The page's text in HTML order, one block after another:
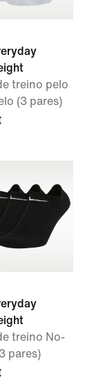
treino pelo
(3 pares)
treino No-
pares)